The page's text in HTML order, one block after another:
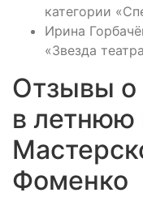
категории
Ирина
«Звезда
Отзывы о
в летнюю
Фоменко